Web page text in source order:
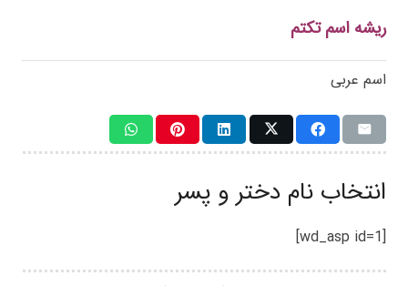
ریشه اسم تکتم
اسم عربی
انتخاب نام دختر و پسر
[wd_asp id=1]